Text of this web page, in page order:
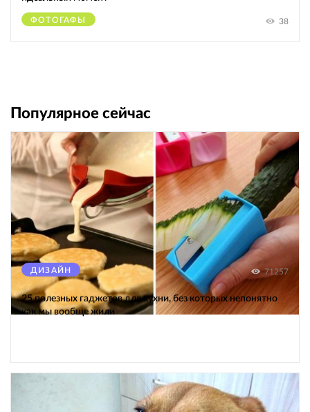
ФОТОГАФЫ 38
Популярное сейчас
ДИЗАЙН 71257
25 полезных гаджетов для кухни, без которых непонятно
как мы вообще жили